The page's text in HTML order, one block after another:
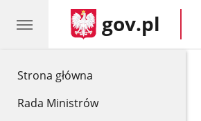
Strona główna
Rada Ministrów
gov.pl